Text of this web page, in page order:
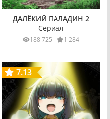
ДАЛЁКИЙ ПАЛАДИН 2
Сериал
188 725 1 284
7.13